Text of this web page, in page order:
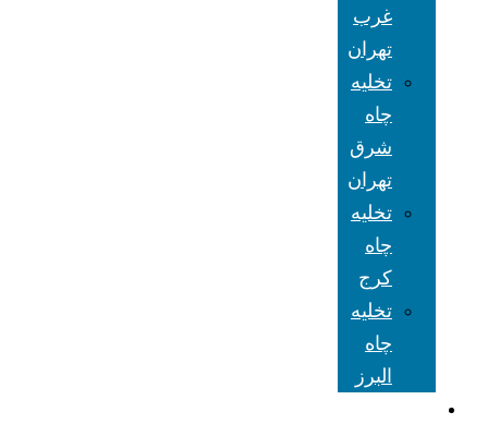
غرب
تهران
تخلیه
چاه
شرق
تهران
تخلیه
چاه
کرج
تخلیه
چاه
البرز